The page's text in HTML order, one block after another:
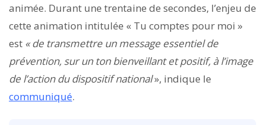
animée. Durant une trentaine de secondes, l’enjeu de
cette animation intitulée « Tu comptes pour moi »
est « de transmettre un message essentiel de
prévention, sur un ton bienveillant et positif, à l’image
de l’action du dispositif national», indique le
communiqué.